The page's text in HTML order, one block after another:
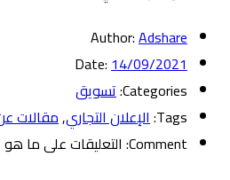
Author:Adshare
Date:14/09/2021
Categories: تسويق
Tags: الإعلان التجاري,مقالات
Comment: التعليقاتعلى ما هو